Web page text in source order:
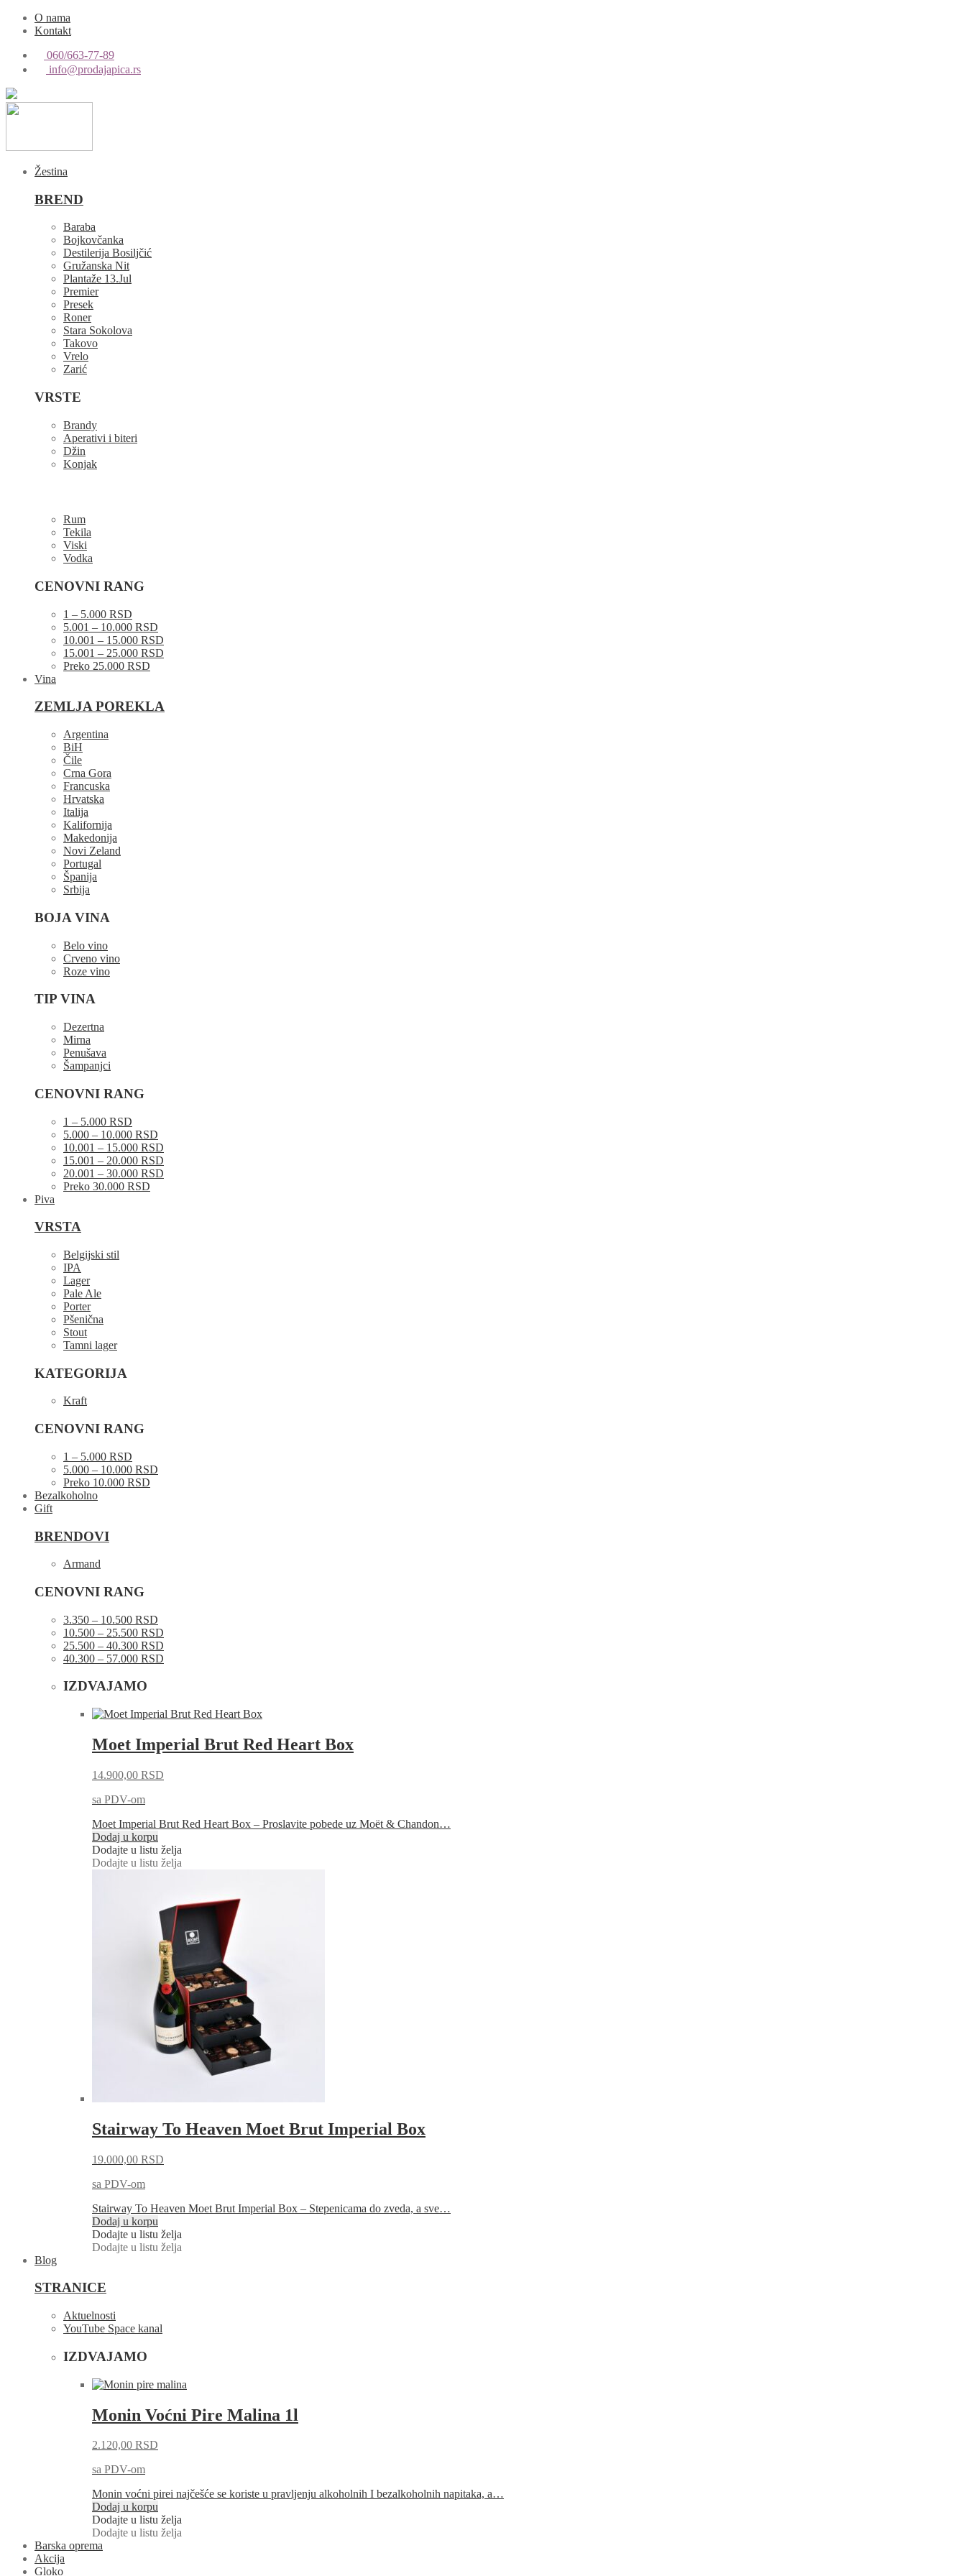
O nama
Kontakt
060/663-77-89
info@prodajapica.rs
Žestina
BREND
Baraba
Bojkovčanka
Destilerija Bosiljčić
Gružanska Nit
Plantaže 13.Jul
Premier
Presek
Roner
Stara Sokolova
Takovo
Vrelo
Zarić
VRSTE
Brandy
Aperativi i biteri
Džin
Konjak
Rum
Tekila
Viski
Vodka
CENOVNI RANG
1 – 5.000 RSD
5.001 – 10.000 RSD
10.001 – 15.000 RSD
15.001 – 25.000 RSD
Preko 25.000 RSD
Vina
ZEMLJA POREKLA
Argentina
BiH
Čile
Crna Gora
Francuska
Hrvatska
Italija
Kalifornija
Makedonija
Novi Zeland
Portugal
Španija
Srbija
BOJA VINA
Belo vino
Crveno vino
Roze vino
TIP VINA
Dezertna
Mirna
Penušava
Šampanjci
CENOVNI RANG
1 – 5.000 RSD
5.000 – 10.000 RSD
10.001 – 15.000 RSD
15.001 – 20.000 RSD
20.001 – 30.000 RSD
Preko 30.000 RSD
Piva
VRSTA
Belgijski stil
IPA
Lager
Pale Ale
Porter
Pšenična
Stout
Tamni lager
KATEGORIJA
Kraft
CENOVNI RANG
1 – 5.000 RSD
5.000 – 10.000 RSD
Preko 10.000 RSD
Bezalkoholno
Gift
BRENDOVI
Armand
CENOVNI RANG
3.350 – 10.500 RSD
10.500 – 25.500 RSD
25.500 – 40.300 RSD
40.300 – 57.000 RSD
IZDVAJAMO
Moet Imperial Brut Red Heart Box
14.900,00 RSD
sa PDV-om
Moet Imperial Brut Red Heart Box – Proslavite pobede uz Moët & Chandon…
Dodaj u korpu
Dodajte u listu želja
Dodajte u listu želja
Stairway To Heaven Moet Brut Imperial Box
19.000,00 RSD
sa PDV-om
Stairway To Heaven Moet Brut Imperial Box – Stepenicama do zveda, a sve…
Dodaj u korpu
Dodajte u listu želja
Dodajte u listu želja
Blog
STRANICE
Aktuelnosti
YouTube Space kanal
IZDVAJAMO
Monin Voćni Pire Malina 1l
2.120,00 RSD
sa PDV-om
Monin voćni pirei najčešće se koriste u pravljenju alkoholnih I bezalkoholnih napitaka, a…
Dodaj u korpu
Dodajte u listu želja
Dodajte u listu želja
Barska oprema
Akcija
Gloko